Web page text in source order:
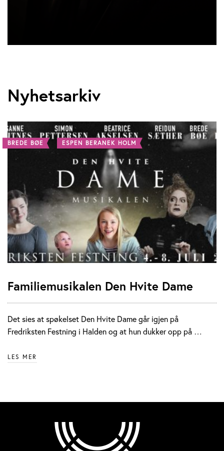
Nyhetsarkiv
BREDE BØE ESPEN BERANEK HOLM
Familiemusikalen Den Hvite Dame
Det sies at spøkelset Den Hvite Dame går igjen på
Fredriksten Festning i Halden og at hun dukker opp på …
LES MER